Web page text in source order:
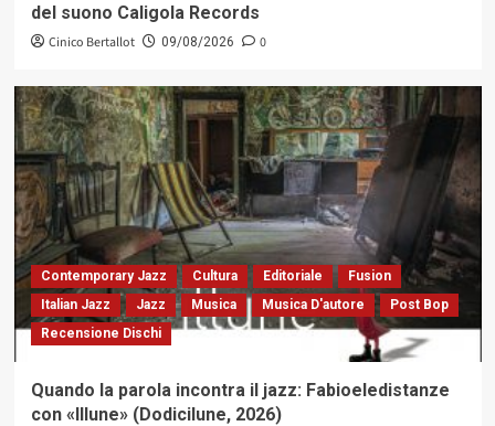
del suono Caligola Records
Cinico Bertallot 09/08/2026 0
Contemporary Jazz Cultura Editoriale
Fusion
Italian Jazz
Jazz Musica Musica D'autore
Post Bop
Recensione Dischi
Quando la parola incontra il jazz: Fabioeledistanze
con «Illune» (Dodicilune, 2026)